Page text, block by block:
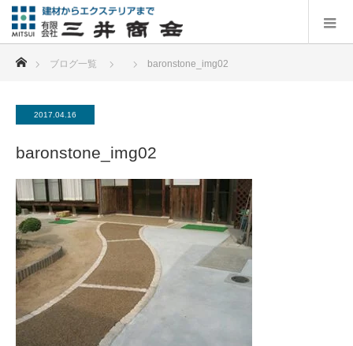
ブログ一覧 baronstone_img02
2017.04.16
baronstone_img02